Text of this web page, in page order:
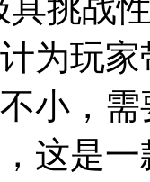
挑战
为玩
小，
这是